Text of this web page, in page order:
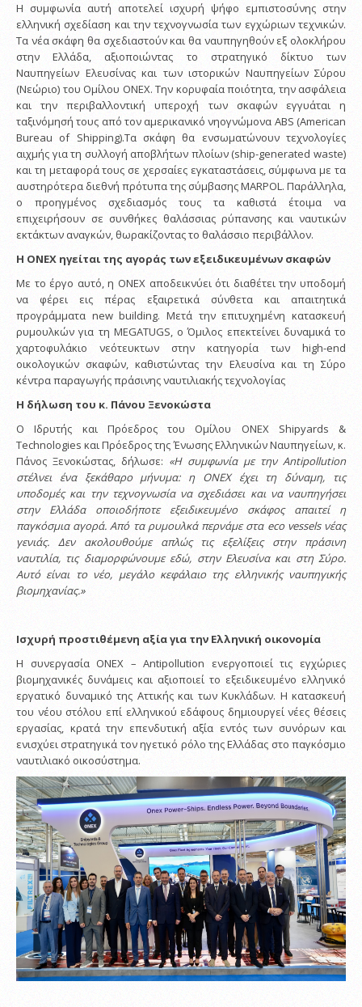
Η συμφωνία αυτή αποτελεί ισχυρή ψήφο εμπιστοσύνης στην
ελληνική σχεδίαση και την τεχνογνωσία των εγχώριων τεχνικών.
Τα νέα σκάφη θα σχεδιαστούν και θα ναυπηγηθούν εξ ολοκλήρου
στην Ελλάδα, αξιοποιώντας το στρατηγικό δίκτυο των
Ναυπηγείων Ελευσίνας και των ιστορικών Ναυπηγείων Σύρου
(Νεώριο) του Ομίλου ONEX. Την κορυφαία ποιότητα, την ασφάλεια
και την περιβαλλοντική υπεροχή των σκαφών εγγυάται η
ταξινόμησή τους από τον αμερικανικό νηογνώμονα ABS (American
Bureau of Shipping).Τα σκάφη θα ενσωματώνουν τεχνολογίες
αιχμής για τη συλλογή αποβλήτων πλοίων (ship-generated waste)
και τη μεταφορά τους σε χερσαίες εγκαταστάσεις, σύμφωνα με τα
αυστηρότερα διεθνή πρότυπα της σύμβασης MARPOL. Παράλληλα,
ο προηγμένος σχεδιασμός τους τα καθιστά έτοιμα να
επιχειρήσουν σε συνθήκες θαλάσσιας ρύπανσης και ναυτικών
εκτάκτων αναγκών, θωρακίζοντας το θαλάσσιο περιβάλλον.
Η ONEX ηγείται της αγοράς των εξειδικευμένων σκαφών
Με το έργο αυτό, η ONEX αποδεικνύει ότι διαθέτει την υποδομή
να φέρει εις πέρας εξαιρετικά σύνθετα και απαιτητικά
προγράμματα new building. Μετά την επιτυχημένη κατασκευή
ρυμουλκών για τη MEGATUGS, ο Όμιλος επεκτείνει δυναμικά το
χαρτοφυλάκιο νεότευκτων στην κατηγορία των high-end
οικολογικών σκαφών, καθιστώντας την Ελευσίνα και τη Σύρο
κέντρα παραγωγής πράσινης ναυτιλιακής τεχνολογίας
Η δήλωση του κ. Πάνου Ξενοκώστα
Ο Ιδρυτής και Πρόεδρος του Ομίλου ONEX Shipyards &
Technologies και Πρόεδρος της Ένωσης Ελληνικών Ναυπηγείων, κ.
Πάνος Ξενοκώστας, δήλωσε: «Η συμφωνία με την Antipollution
στέλνει ένα ξεκάθαρο μήνυμα: η ONEX έχει τη δύναμη, τις
υποδομές και την τεχνογνωσία να σχεδιάσει και να ναυπηγήσει
στην Ελλάδα οποιοδήποτε εξειδικευμένο σκάφος απαιτεί η
παγκόσμια αγορά. Από τα ρυμουλκά περνάμε στα eco vessels νέας
γενιάς. Δεν ακολουθούμε απλώς τις εξελίξεις στην πράσινη
ναυτιλία, τις διαμορφώνουμε εδώ, στην Ελευσίνα και στη Σύρο.
Αυτό είναι το νέο, μεγάλο κεφάλαιο της ελληνικής ναυπηγικής
βιομηχανίας.»
Ισχυρή προστιθέμενη αξία για την Ελληνική οικονομία
Η συνεργασία ONEX – Antipollution ενεργοποιεί τις εγχώριες
βιομηχανικές δυνάμεις και αξιοποιεί το εξειδικευμένο ελληνικό
εργατικό δυναμικό της Αττικής και των Κυκλάδων. Η κατασκευή
του νέου στόλου επί ελληνικού εδάφους δημιουργεί νέες θέσεις
εργασίας, κρατά την επενδυτική αξία εντός των συνόρων και
ενισχύει στρατηγικά τον ηγετικό ρόλο της Ελλάδας στο παγκόσμιο
ναυτιλιακό οικοσύστημα.